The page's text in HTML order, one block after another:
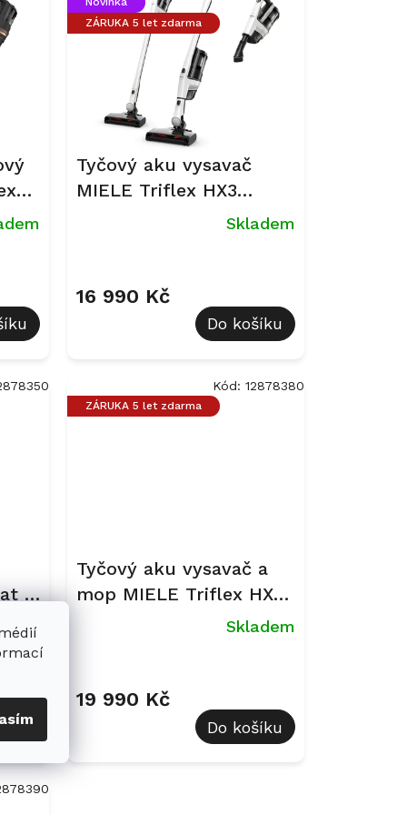
-
ZÁRUKA 5 let zdarma
Tyčový aku vysavač
MIELE Triflex HX3
Skladem
16 990 Kč
Do košíku
&
ZÁRUKA 5 let zdarma
Tyčový aku vysavač a
mop MIELE Triflex HX3
Aqua Obsidian černá
produktu
je
Skladem
19 990 Kč
Do košíku
Kód: 12878380